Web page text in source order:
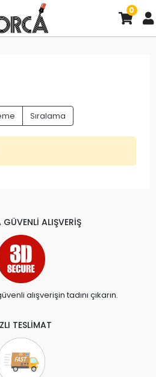
0
Sıralama
GÜVENLİ ALIŞVERİŞ
alışverişin tadını çıkarın.
TESLİMAT